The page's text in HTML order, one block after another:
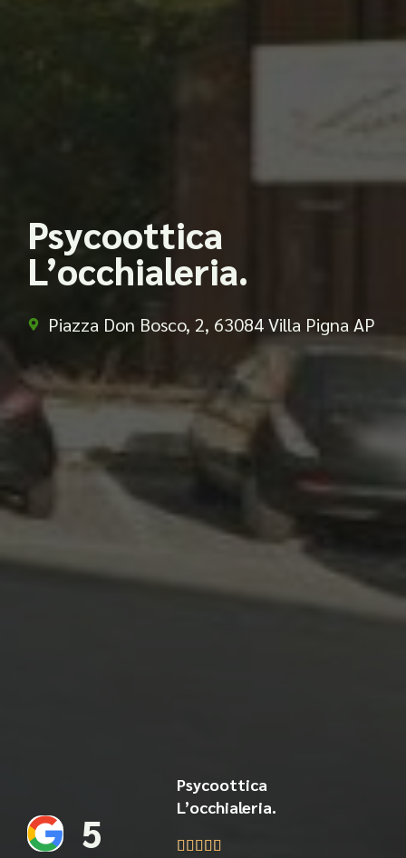
Psycoottica
L’occhialeria.
Piazza Don Bosco, 2, 63084 Villa Pigna AP
5
Psycoottica
L’occhialeria.
    